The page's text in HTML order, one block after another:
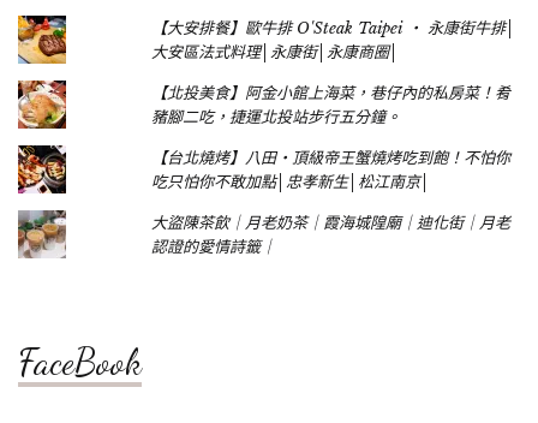
【大安排餐】歐牛排 O'Steak Taipei ‧ 永康街牛排│
大安區法式料理│永康街│永康商圈│
【北投美食】阿金小館上海菜，巷仔內的私房菜！肴
豬腳二吃，捷運北投站步行五分鐘。
【台北燒烤】八田‧頂級帝王蟹燒烤吃到飽！不怕你
吃只怕你不敢加點│忠孝新生│松江南京│
大盜陳茶飲｜月老奶茶｜霞海城隍廟｜迪化街｜月老
認證的愛情詩籤｜
FaceBook